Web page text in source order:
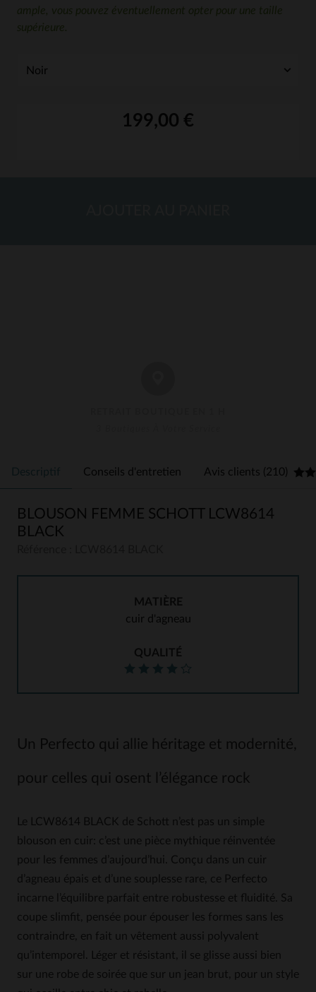
ample, vous pouvez éventuellement opter pour une taille
supérieure.
199,00 €
Descriptif Conseils d'entretien Avis clients (210)
BLOUSON FEMME SCHOTT LCW8614
BLACK
MATIÈRE
cuir d'agneau
QUALITÉ
Un Perfecto qui allie héritage et modernité,
pour celles qui osent l’élégance rock
Le LCW8614 BLACK de Schott n’est pas un simple
blouson en cuir: c’est une pièce mythique réinventée
pour les femmes d’aujourd’hui. Conçu dans un cuir
d’agneau épais et d’une souplesse rare, ce Perfecto
incarne l’équilibre parfait entre robustesse et fluidité. Sa
coupe slimfit, pensée pour épouser les formes sans les
contraindre, en fait un vêtement aussi polyvalent
qu’intemporel. Léger et résistant, il se glisse aussi bien
sur une robe de soirée que sur un jean brut, pour un style